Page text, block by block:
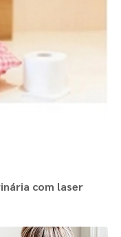
com laser